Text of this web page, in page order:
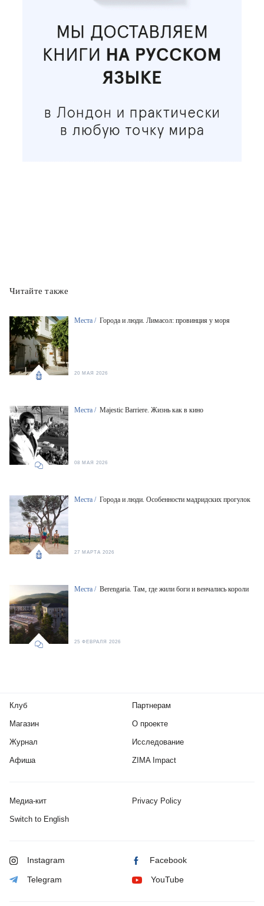
Читайте также
Места / Города и люди. Лимасол: провинция у моря
20 МАЯ 2026
Места / Majestic Barriere. Жизнь как в кино
08 МАЯ 2026
Места / Города и люди. Особенности мадридских прогулок
27 МАРТА 2026
Места / Berengaria. Там, где жили боги и венчались короли
25 ФЕВРАЛЯ 2026
Клуб
Магазин
Журнал
Афиша
Партнерам
О проекте
Исследование
ZIMA Impact
Медиа-кит Privacy Policy
Switch to English
Instagram Facebook
Telegram YouTube